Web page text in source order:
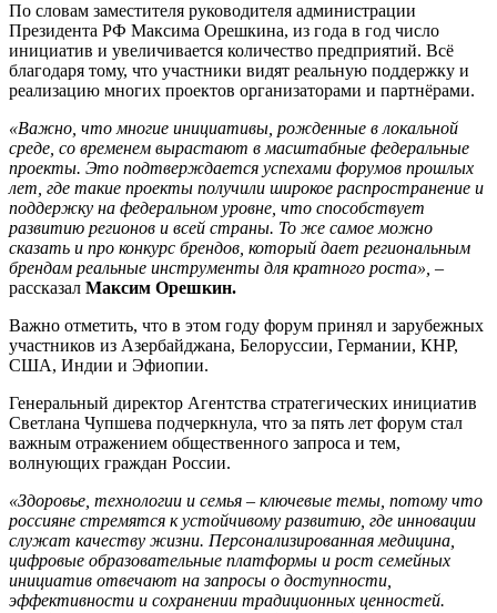
По словам заместителя руководителя администрации
Президента РФ Максима Орешкина, из года в год число
инициатив и увеличивается количество предприятий. Всё
благодаря тому, что участники видят реальную поддержку и
реализацию многих проектов организаторами и партнёрами.
«Важно, что многие инициативы, рожденные в локальной
среде, со временем вырастают в масштабные федеральные
проекты. Это подтверждается успехами форумов прошлых
лет, где такие проекты получили широкое распространение и
поддержку на федеральном уровне, что способствует
развитию регионов и всей страны. То же самое можно
сказать и про конкурс брендов, который дает региональным
брендам реальные инструменты для кратного роста», –
рассказал Максим Орешкин.
Важно отметить, что в этом году форум принял и зарубежных
участников из Азербайджана, Белоруссии, Германии, КНР,
США, Индии и Эфиопии.
Генеральный директор Агентства стратегических инициатив
Светлана Чупшева подчеркнула, что за пять лет форум стал
важным отражением общественного запроса и тем,
волнующих граждан России.
«Здоровье, технологии и семья – ключевые темы, потому что
россияне стремятся к устойчивому развитию, где инновации
служат качеству жизни. Персонализированная медицина,
цифровые образовательные платформы и рост семейных
инициатив отвечают на запросы о доступности,
эффективности и сохранении традиционных ценностей.